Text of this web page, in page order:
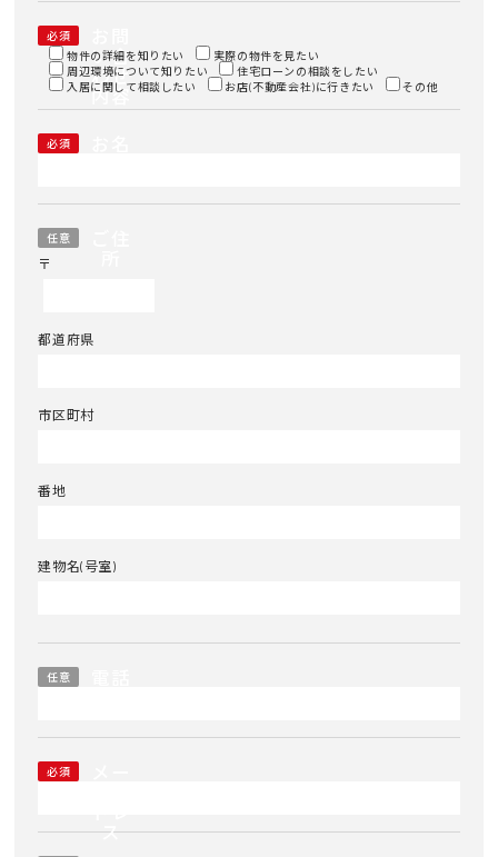
必須
い合
わせ
内容
物件の詳細を知りたい
実際の物件を見たい
周辺環境について知りたい
住宅ローンの相談をしたい
入居に関して相談したい
お店(不動産会社)に行きたい その他
必須
任意
〒
都道府県
市区町村
番地
建物名(号室)
任意
必須
ス